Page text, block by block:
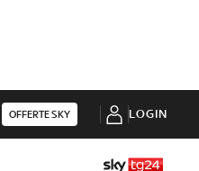
OFFERTE SKY LOGIN